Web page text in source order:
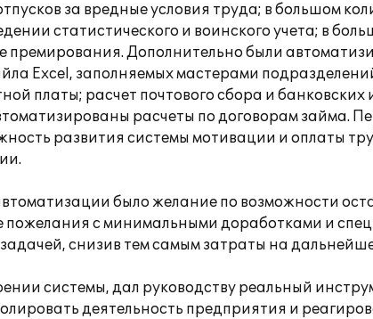
за вредные условия труда; в большом
статистического и воинского учета; в
премирования. Дополнительно были
Excel, заполняемых мастерами
платы; расчет почтового сбора и
расчеты по договорам займа.
развития системы мотивации и оплаты
было желание по возможности
пожелания с минимальными доработками и
снизив тем самым затраты на
системы, дал руководству реальный
деятельность предприятия и